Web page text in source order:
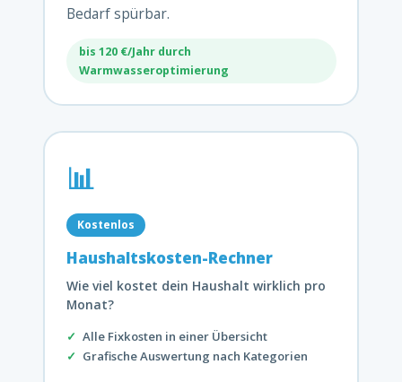
Bedarf spürbar.
bis 120 €/Jahr durch
Warmwasseroptimierung
📊
Kostenlos
Haushaltskosten-Rechner
Wie viel kostet dein Haushalt wirklich pro
Monat?
Alle Fixkosten in einer Übersicht
Grafische Auswertung nach Kategorien